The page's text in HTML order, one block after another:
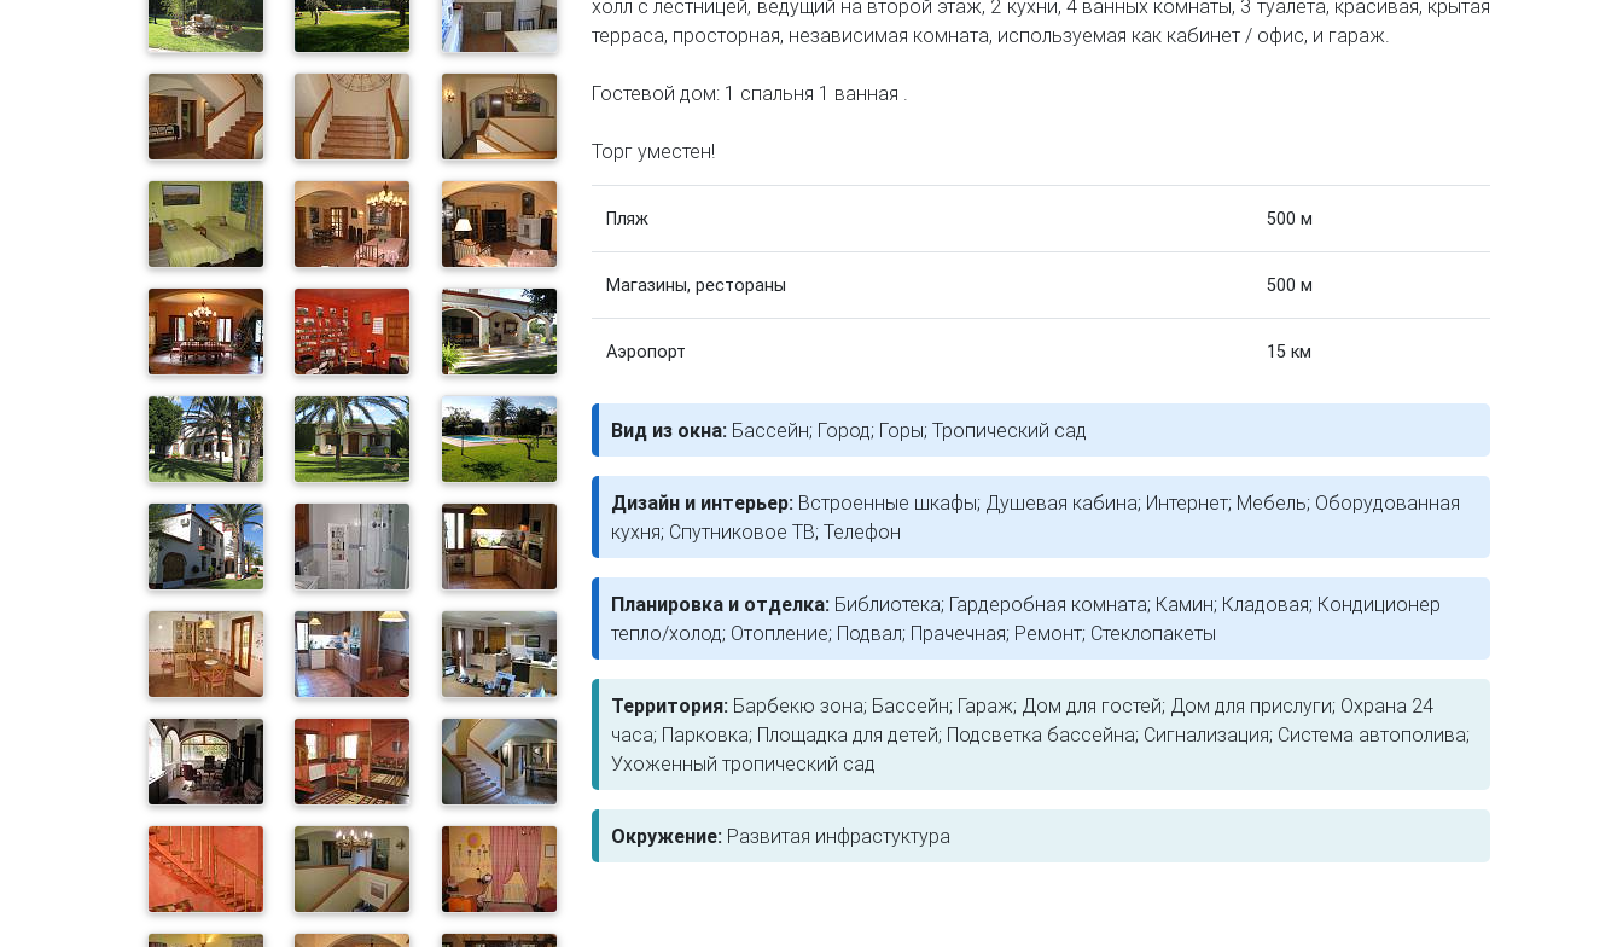
холл с лестницей, ведущий на второй этаж, 2 кухни, 4 ванных комнаты, 3 туалета, красивая, крытая
терраса, просторная, независимая комната, используемая как кабинет / офис, и гараж.
Гостевой дом: 1 спальня 1 ванная .
Торг уместен!
Пляж 500 м
Магазины, рестораны 500 м
Аэропорт 15 км
Вид из окна: Бассейн; Город; Горы; Тропический сад
Дизайн и интерьер: Встроенные шкафы; Душевая кабина; Интернет; Мебель; Оборудованная
кухня; Спутниковое ТВ; Телефон
Планировка и отделка: Библиотека; Гардеробная комната; Камин; Кладовая; Кондиционер
тепло/холод; Отопление; Подвал; Прачечная; Ремонт; Стеклопакеты
Территория: Барбекю зона; Бассейн; Гараж; Дом для гостей; Дом для прислуги; Охрана 24
часа; Парковка; Площадка для детей; Подсветка бассейна; Сигнализация; Система автополива;
Ухоженный тропический сад
Окружение: Развитая инфрастуктура